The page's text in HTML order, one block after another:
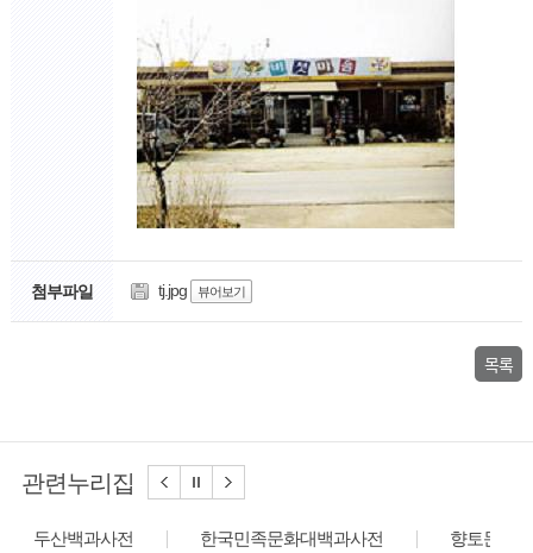
첨부파일 tj.jpg 뷰어보기
목록
관련누리집
두산백과사전 한국민족문화대백과사전 향토문화